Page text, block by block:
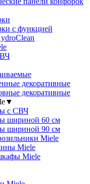
с функцией
декоративные
декоративные
▼
с СВЧ
шириной 60 см
шириной 90 см
Miele
Miele
Miele